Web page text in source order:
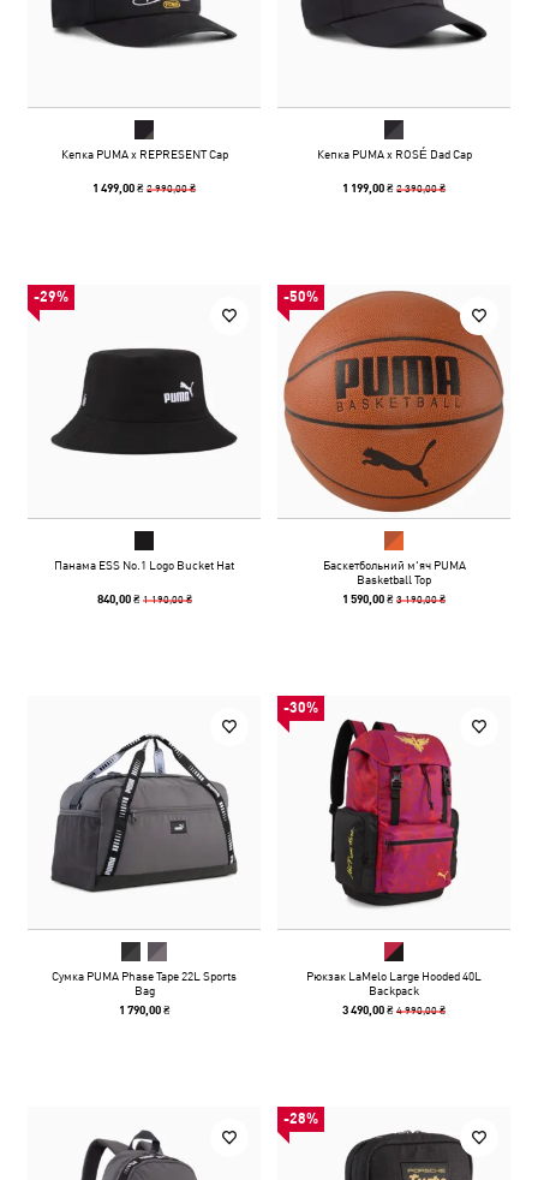
Кепка PUMA x REPRESENT Cap
1 499,00 ₴2 990,00 ₴
Кепка PUMA x ROSÉ Dad Cap
1 199,00 ₴2 390,00 ₴
-29%
Панама ESS No.1 Logo Bucket Hat
840,00 ₴ 1 190,00 ₴
-50%
Баскетбольний м'яч PUMA
Basketball Top
1 590,00 ₴3 190,00 ₴
Сумка PUMA Phase Tape 22L Sports
Bag
1 790,00 ₴
-30%
Рюкзак LaMelo Large Hooded 40L
Backpack
3 490,00 ₴4 990,00 ₴
-28%